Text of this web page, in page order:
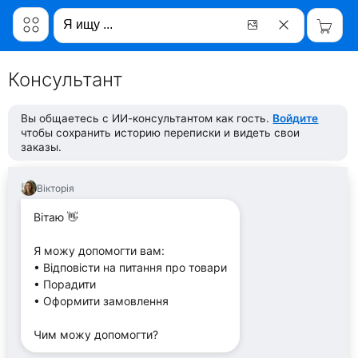
Консультант
Вы общаетесь с ИИ-консультантом как гость. Войдите
чтобы сохранить историю переписки и видеть свои
заказы.
Вікторія
Вітаю 👋
Я можу допомогти вам:
• Відповісти на питання про товари
• Порадити
• Оформити замовлення
Чим можу допомогти?